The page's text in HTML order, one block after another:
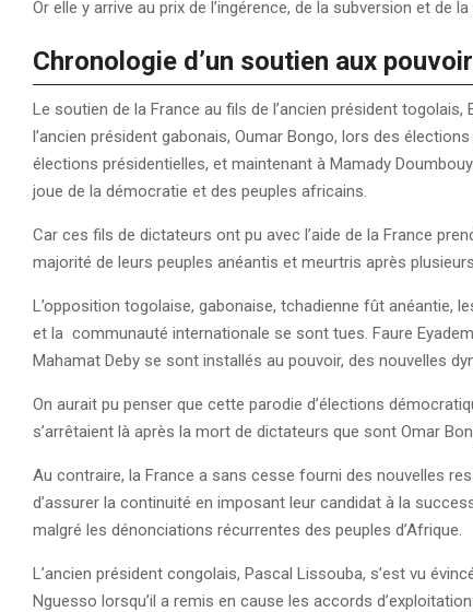
Or elle y arrive au prix de l’ingérence, de la subversion et de la
Chronologie d’un soutien aux
Le soutien de la France au fils de l’ancien président
l’ancien président gabonais, Oumar Bongo, lors des
élections présidentielles, et maintenant à Mamady
joue de la démocratie et des peuples africains.
Car ces fils de dictateurs ont pu avec l’aide de la France
majorité de leurs peuples anéantis et meurtris après
L’opposition togolaise, gabonaise, tchadienne fût anéantie,
et la communauté internationale se sont tues. Faure
Mahamat Deby se sont installés au pouvoir, des nouvelles
On aurait pu penser que cette parodie d’élections
s’arrêtaient là après la mort de dictateurs que sont Omar
Au contraire, la France a sans cesse fourni des nouvelles
d’assurer la continuité en imposant leur candidat à la
malgré les dénonciations récurrentes des peuples d’Afrique.
L’ancien président congolais, Pascal Lissouba, s’est vu
Nguesso lorsqu’il a remis en cause les accords